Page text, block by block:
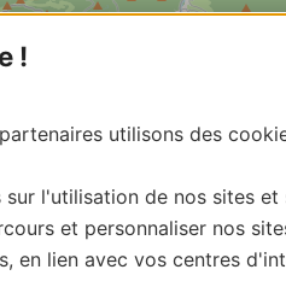
!
utilisons des
l'utilisation de nos sites et
et personnaliser nos
en lien avec vos centres